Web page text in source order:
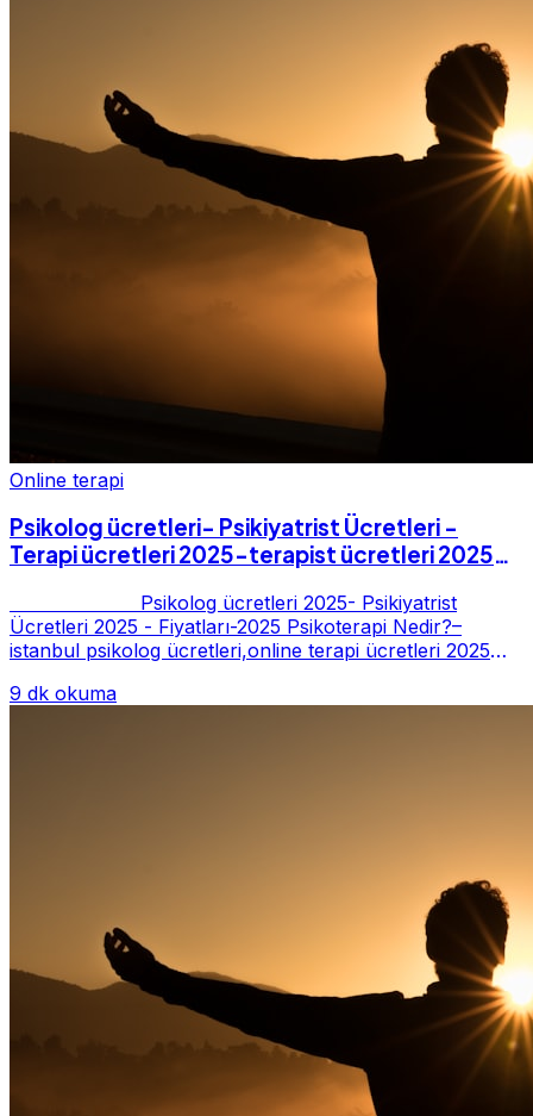
Online terapi
Psikolog ücretleri- Psikiyatrist Ücretleri -
Terapi ücretleri 2025-terapist ücretleri 2025-
Psikolog ücretleri 2025- Psikiyatrist
Ücretleri 2025 - Fiyatları-2025 Psikoterapi Nedir?–
istanbul psikolog ücretleri,online terapi ücretleri 2025
9 dk okuma